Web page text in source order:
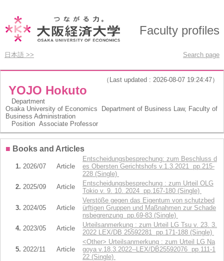
Faculty profiles
日本語 >> Search page
（Last updated : 2026-08-07 19:24:47）
YOJO Hokuto
Department
Osaka University of Economics Department of Business Law, Faculty of
Business Administration
Position Associate Professor
■ Books and Articles
1. 2026/07 Article
Entscheidungsbesprechung: zum Beschluss d
es Obersten Gerichtshofs v.1.3.2021 pp.215-
228 (Single)
2. 2025/09 Article
Entscheidungsbesprechung : zum Urteil OLG
Tokio v. 9. 10. 2024 pp.167-180 (Single)
3. 2024/05 Article
Verstöße gegen das Eigentum von schutzbed
ürftigen Gruppen und Maßnahmen zur Schade
nsbegrenzung pp.69-83 (Single)
4. 2023/05 Article
Urteilsanmerkung : zum Urteil LG Tsu v. 23. 3.
2022 LEX/DB 25592281 pp.171-188 (Single)
5. 2022/11 Article
<Other> Urteilsanmerkung : zum Urteil LG Na
goya v.18.3.2022--LEX/DB25592076 pp.111-1
22 (Single)